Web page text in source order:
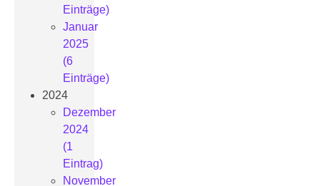
Einträge)
Januar
2025
(6
Einträge)
2024
Dezember
2024
(1
Eintrag)
November